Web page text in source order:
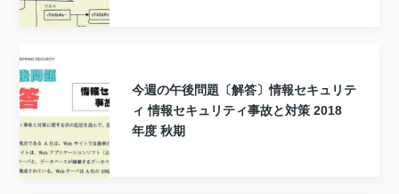
今週の午後問題〔解答〕情報セキュリテ
ィ 情報セキュリティ事故と対策 2018
年度 秋期